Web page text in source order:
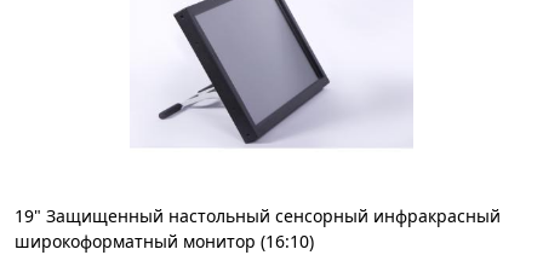
19" Защищенный настольный сенсорный инфракрасный
широкоформатный монитор (16:10)